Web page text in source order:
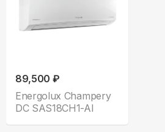
89,500 ₽
Energolux Champery
DC SAS18CH1-AI